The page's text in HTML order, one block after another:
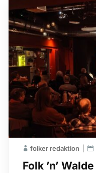
Folk ’n’ Walde
folker redaktion